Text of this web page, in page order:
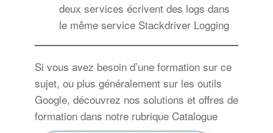
deux services écrivent des logs dans
le même service Stackdriver Logging
Si vous avez besoin d’une formation sur ce
sujet, ou plus généralement sur les outils
Google, découvrez nos solutions et offres de
formation dans notre rubrique Catalogue